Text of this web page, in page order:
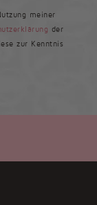
meiner
der
zur Kenntnis